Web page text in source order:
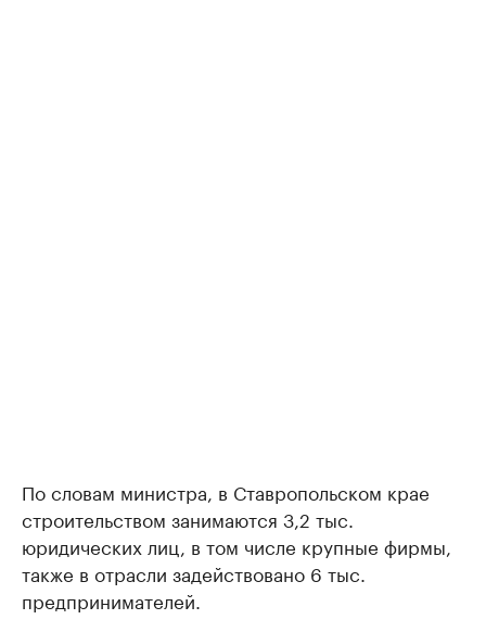
По словам министра, в Ставропольском крае
строительством занимаются 3,2 тыс.
юридических лиц, в том числе крупные фирмы,
также в отрасли задействовано 6 тыс.
предпринимателей.